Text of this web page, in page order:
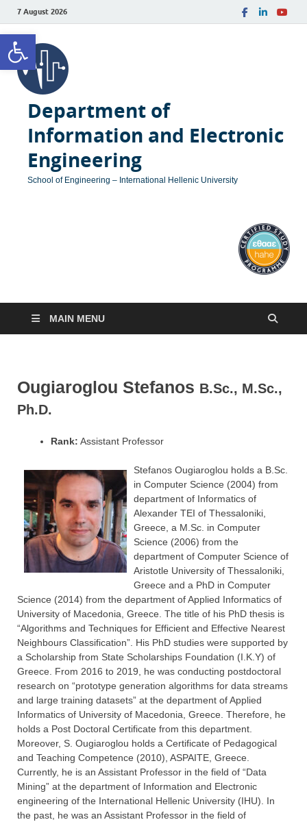
Open toolbar
7 August 2026
Department of
Information and Electronic
Engineering
School of Engineering – International Hellenic University
MAIN MENU
Ougiaroglou Stefanos B.Sc., M.Sc.,
Ph.D.
Rank: Assistant Professor
Stefanos Ougiaroglou holds a B.Sc.
in Computer Science (2004) from
department of Informatics of
Alexander TEI of Thessaloniki,
Greece, a M.Sc. in Computer
Science (2006) from the
department of Computer Science of
Aristotle University of Thessaloniki,
Greece and a PhD in Computer
Science (2014) from the department of Applied Informatics of
University of Macedonia, Greece. The title of his PhD thesis is
“Algorithms and Techniques for Efficient and Effective Nearest
Neighbours Classification”. His PhD studies were supported by
a Scholarship from State Scholarships Foundation (I.K.Y) of
Greece. From 2016 to 2019, he was conducting postdoctoral
research on “prototype generation algorithms for data streams
and large training datasets” at the department of Applied
Informatics of University of Macedonia, Greece. Therefore, he
holds a Post Doctoral Certificate from this department.
Moreover, S. Ougiaroglou holds a Certificate of Pedagogical
and Teaching Competence (2010), ASPAITE, Greece.
Currently, he is an Assistant Professor in the field of “Data
Mining” at the department of Information and Electronic
engineering of the International Hellenic University (IHU). In
the past, he was an Assistant Professor in the field of